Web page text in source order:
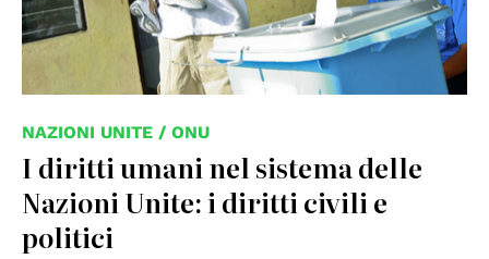
NAZIONI UNITE / ONU
I diritti umani nel sistema delle
Nazioni Unite: i diritti civili e
politici